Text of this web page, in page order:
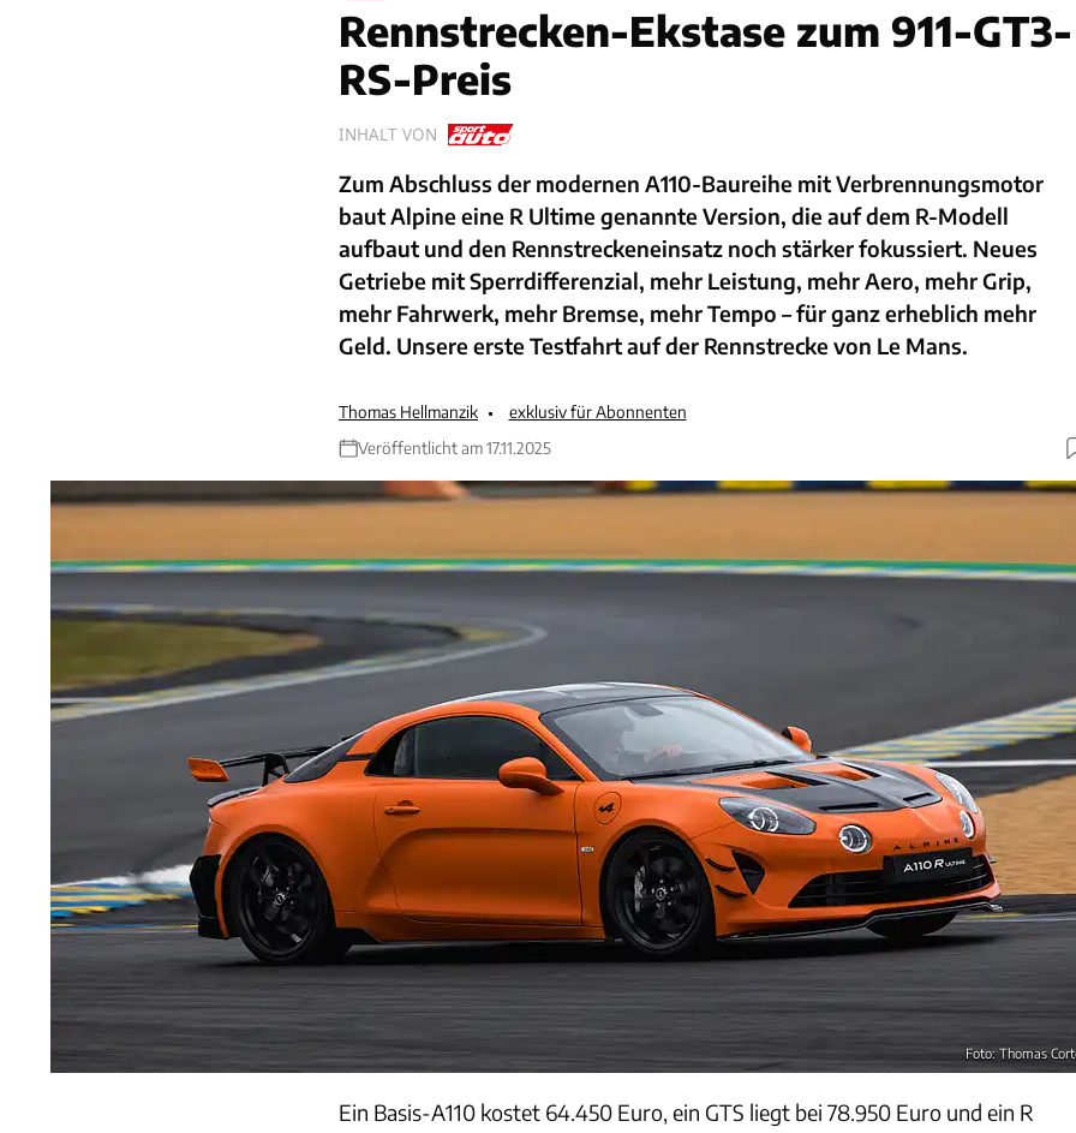
Rennstrecken-Ekstase zum 911-GT3-
RS-Preis
INHALT VON
Zum Abschluss der modernen A110-Baureihe mit Verbrennungsmotor
baut Alpine eine R Ultime genannte Version, die auf dem R-Modell
aufbaut und den Rennstreckeneinsatz noch stärker fokussiert. Neues
Getriebe mit Sperrdifferenzial, mehr Leistung, mehr Aero, mehr Grip,
mehr Fahrwerk, mehr Bremse, mehr Tempo – für ganz erheblich mehr
Geld. Unsere erste Testfahrt auf der Rennstrecke von Le Mans.
Thomas Hellmanzik
exklusiv für Abonnenten
Veröffentlicht am 17.11.2025
Foto: Thomas
Ein Basis-A110 kostet 64.450 Euro, ein GTS liegt bei 78.950 Euro und ein R